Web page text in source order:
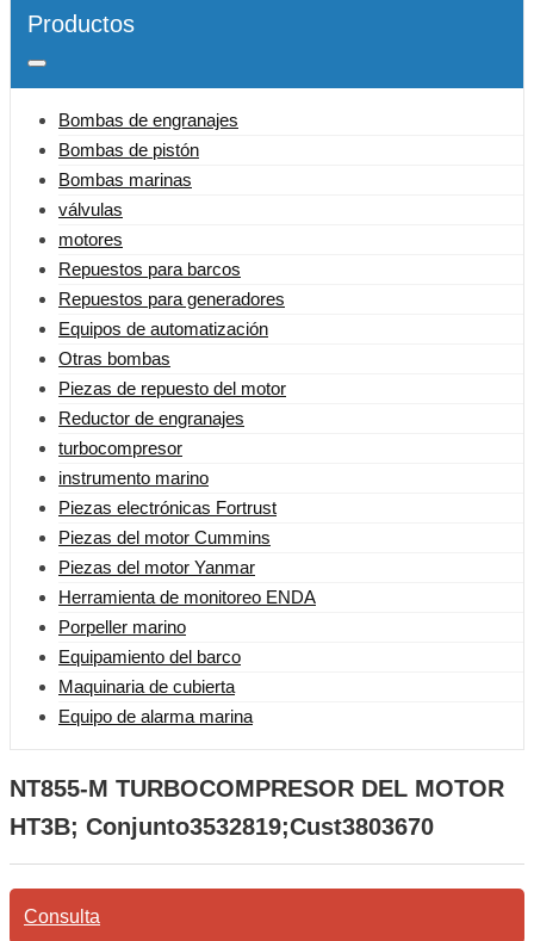
Productos
Bombas de engranajes
Bombas de pistón
Bombas marinas
válvulas
motores
Repuestos para barcos
Repuestos para generadores
Equipos de automatización
Otras bombas
Piezas de repuesto del motor
Reductor de engranajes
turbocompresor
instrumento marino
Piezas electrónicas Fortrust
Piezas del motor Cummins
Piezas del motor Yanmar
Herramienta de monitoreo ENDA
Porpeller marino
Equipamiento del barco
Maquinaria de cubierta
Equipo de alarma marina
NT855-M TURBOCOMPRESOR DEL MOTOR
HT3B; Conjunto3532819;Cust3803670
Consulta